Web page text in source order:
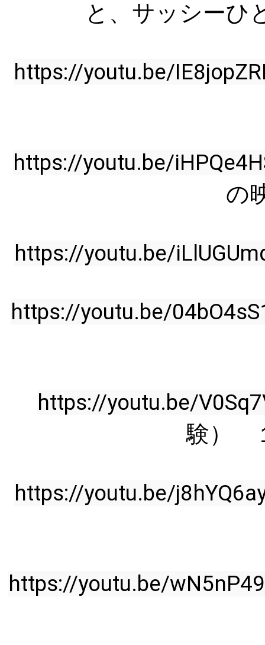
と、サッシーひ
https://youtu.be/
https://youtu.be/
の
https://youtu.be/
https://youtu.be/
https://youtu.be/
験）
https://youtu.be/
https://youtu.be/